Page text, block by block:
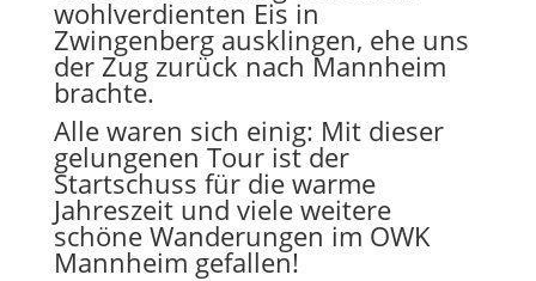
wohlverdienten Eis in
Zwingenberg ausklingen, ehe uns
der Zug zurück nach Mannheim
brachte.
Alle waren sich einig: Mit dieser
gelungenen Tour ist der
Startschuss für die warme
Jahreszeit und viele weitere
schöne Wanderungen im OWK
Mannheim gefallen!